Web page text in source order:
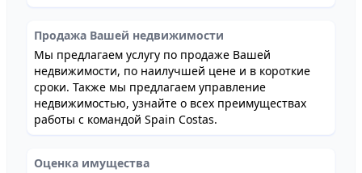
Продажа Вашей недвижимости
Мы предлагаем услугу по продаже Вашей
недвижимости, по наилучшей цене и в короткие
сроки. Также мы предлагаем управление
недвижимостью, узнайте о всех преимуществах
работы с командой Spain Costas.
Оценка имущества